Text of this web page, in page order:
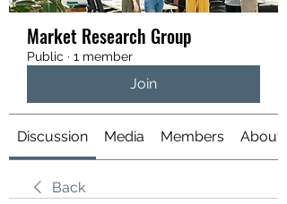
Market Research Group
Public · 1 member
Join
Discussion Media Members About
Back